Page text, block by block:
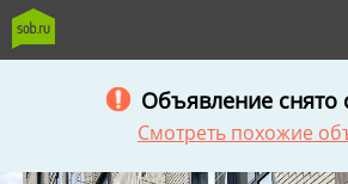
Объявление снято
Смотреть похожие